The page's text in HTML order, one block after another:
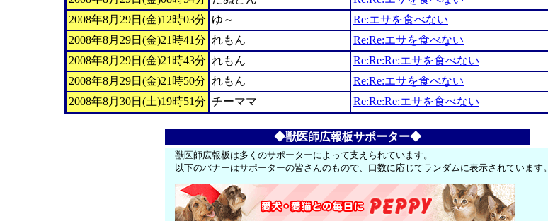
2008年8月29日(金)12時03分 ゆ～
Re:エサを食べない
2008年8月29日(金)21時41分 れもん
Re:Re:エサを食べない
2008年8月29日(金)21時43分 れもん
Re:Re:Re:エサを食べない
2008年8月29日(金)21時50分 れもん
Re:Re:エサを食べない
2008年8月30日(土)19時51分 チーママ Re:Re:Re:エサを食べない
◆獣医師広報板サポーター◆
獣医師広報板は多くのサポーターによって支えられています。
以下のバナーはサポーターの皆さんのもので、口数に応じてランダムに表示されています。